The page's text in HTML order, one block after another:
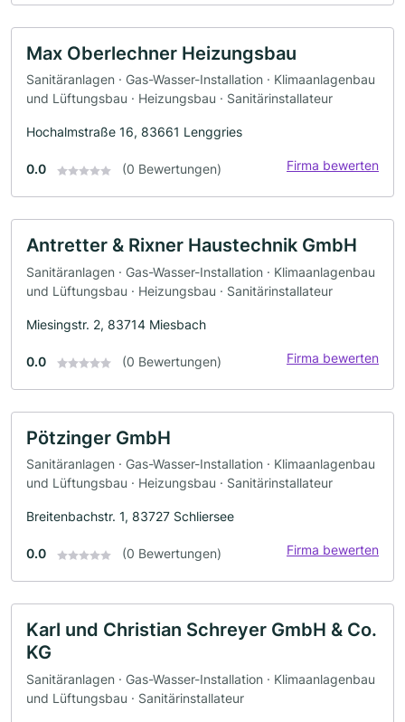
Max Oberlechner Heizungsbau
Sanitäranlagen · Gas-Wasser-Installation · Klimaanlagenbau
und Lüftungsbau · Heizungsbau · Sanitärinstallateur
Hochalmstraße 16, 83661 Lenggries
0.0 (0 Bewertungen) Firma bewerten
Antretter & Rixner Haustechnik GmbH
Sanitäranlagen · Gas-Wasser-Installation · Klimaanlagenbau
und Lüftungsbau · Heizungsbau · Sanitärinstallateur
Miesingstr. 2, 83714 Miesbach
0.0 (0 Bewertungen) Firma bewerten
Pötzinger GmbH
Sanitäranlagen · Gas-Wasser-Installation · Klimaanlagenbau
und Lüftungsbau · Heizungsbau · Sanitärinstallateur
Breitenbachstr. 1, 83727 Schliersee
0.0 (0 Bewertungen) Firma bewerten
Karl und Christian Schreyer GmbH & Co.
KG
Sanitäranlagen · Gas-Wasser-Installation · Klimaanlagenbau
und Lüftungsbau · Sanitärinstallateur